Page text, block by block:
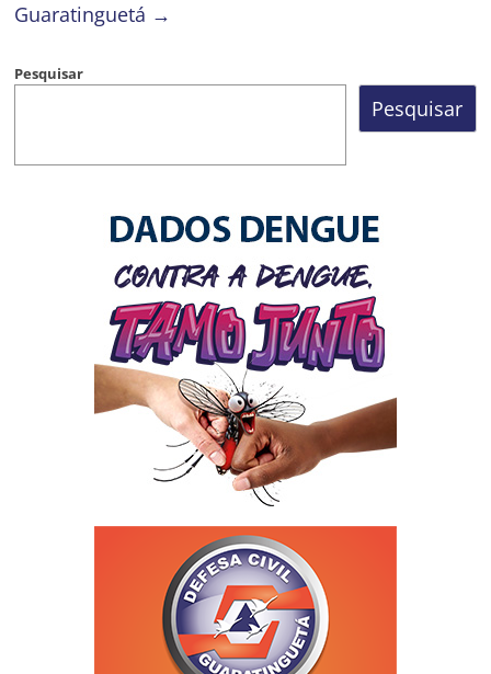
Guaratinguetá →
Pesquisar
Pesquisar